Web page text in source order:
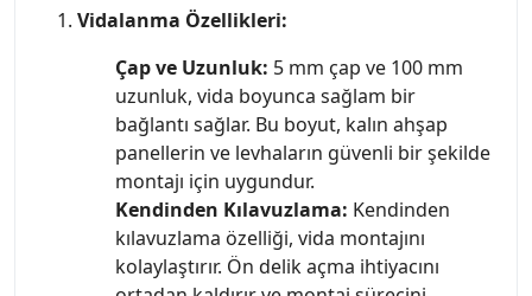
Vidalanma Özellikleri:
Çap ve Uzunluk: 5 mm çap ve 100 mm
uzunluk, vida boyunca sağlam bir
bağlantı sağlar. Bu boyut, kalın ahşap
panellerin ve levhaların güvenli bir şekilde
montajı için uygundur.
Kendinden Kılavuzlama: Kendinden
kılavuzlama özelliği, vida montajını
kolaylaştırır. Ön delik açma ihtiyacını